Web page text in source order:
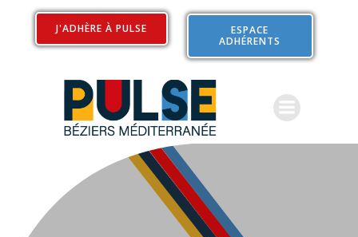
Aller
contenu
J'ADHÈRE À PULSE
ESPACE
ADHÉRENTS